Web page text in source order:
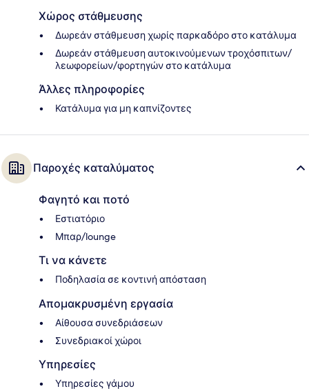
Χώρος στάθμευσης
Δωρεάν στάθμευση χωρίς παρκαδόρο στο κατάλυμα
Δωρεάν στάθμευση αυτοκινούμενων τροχόσπιτων/
λεωφορείων/φορτηγών στο κατάλυμα
Άλλες πληροφορίες
Κατάλυμα για μη καπνίζοντες
Παροχές καταλύματος
Φαγητό και ποτό
Εστιατόριο
Μπαρ/lounge
Τι να κάνετε
Ποδηλασία σε κοντινή απόσταση
Απομακρυσμένη εργασία
Αίθουσα συνεδριάσεων
Συνεδριακοί χώροι
Υπηρεσίες
Υπηρεσίες γάμου